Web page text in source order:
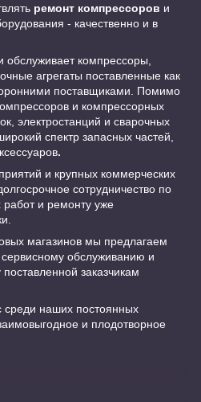
ремонт компрессоров и
- качественно и в
компрессоры,
агрегаты поставленные как
поставщиками. Помимо
и компрессорных
электростанций и сварочных
спектр запасных частей,
.
и крупных коммерческих
сотрудничество по
и ремонту уже
магазинов мы предлагаем
обслуживанию и
заказчикам
наших постоянных
и плодотворное